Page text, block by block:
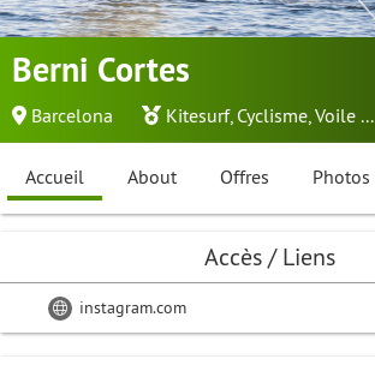
Berni Cortes
Barcelona Kitesurf, Cyclisme,Voile ...
Accueil About Offres Photos
Accès / Liens
instagram.com